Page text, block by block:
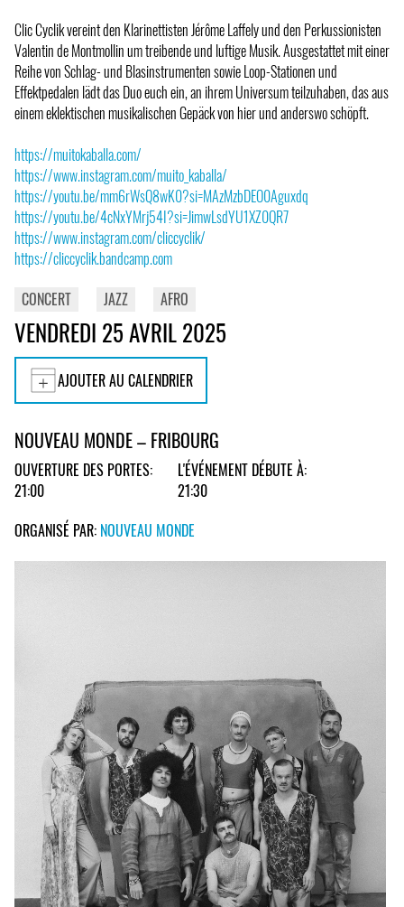
Clic Cyclik vereint den Klarinettisten Jérôme Laffely und den Perkussionisten
Valentin de Montmollin um treibende und luftige Musik. Ausgestattet mit einer
Reihe von Schlag- und Blasinstrumenten sowie Loop-Stationen und
Effektpedalen lädt das Duo euch ein, an ihrem Universum teilzuhaben, das aus
einem eklektischen musikalischen Gepäck von hier und anderswo schöpft.
https://muitokaballa.com/
https://www.instagram.com/muito_kaballa/
https://youtu.be/mm6rWsQ8wK0?si=MAzMzbDEO0Aguxdq
https://youtu.be/4cNxYMrj54I?si=JimwLsdYU1XZ0QR7
https://www.instagram.com/cliccyclik/
https://cliccyclik.bandcamp.com
CONCERT
JAZZ AFRO
VENDREDI 25 AVRIL 2025
AJOUTER AU CALENDRIER
NOUVEAU MONDE – FRIBOURG
OUVERTURE DES PORTES:
21:00
L'ÉVÉNEMENT DÉBUTE À:
21:30
ORGANISÉ PAR: NOUVEAU MONDE